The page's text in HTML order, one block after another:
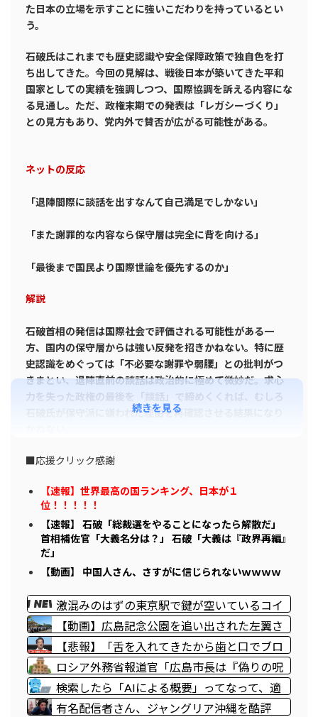
た日本の立場を示すことに強いこだわりを持っているとい
う。
石破氏はこれまでも歴史認識や安全保障政策で独自色を打
ち出してきた。今回の見解は、戦後日本が築いてきた平和
国家としての実績を強調しつつ、国際協調を訴える内容にな
る見通し。ただ、政権末期での発表は「レガシーづくり」
との見方もあり、党内外で賛否が広がる可能性がある。
ネットの反応
「退陣間際に談話を出すなんて自己満足でしかない」
「また謝罪的な内容なら保守層は完全に背を向ける」
「最後まで国民より国際世論を優先するのか」
解説
石破首相の発信は国際社会で評価される可能性がある一
方、国内の保守層からは強い反発を招きかねない。特に歴
史認識をめぐっては「不必要な謝罪や弱腰」との批判がつ
きまとい、退陣直前の談話は政治的に極めて微妙だ。求心
力を失った政権の最後を「談話」で締めくくれば、むしろ
石破氏が保守派に嫌われた理由を再確認させる結果になり
■応援クリック感謝
【速報】世界最高の国ランキング、日本が１
位！！！！！
【速報】 石破「総裁選をやることになったら解散だ」
首相補佐官「大義名分は？」 石破「大義は『政界再編』
だ」
【動画】 中国人さん、さすがに信じられないｗｗｗｗ
激混みのはずの東京駅で鍵が空いているコイ
ンロッカーが散見、「ラッキー」と思って中
を確認してみると……
【動画】広島記念公園を追い出された左翼さ
ん、流石にキモすぎて炎上
【悲報】「舌を入れてきたから歯と口でブロ
ック」元ジャンポケ斉藤の不同意性交公判
ロシア外務省報道官「広島市長は『偽りの呪
文』繰り返している」 平和宣言を非難
検索したら「AIによる概要」ってなって、適
当なこと書いてるよな
有名配信者さん、ジャングリア沖縄を酷評
続きを見る